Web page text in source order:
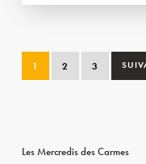
1 2 3
Les Mercredis des Carmes